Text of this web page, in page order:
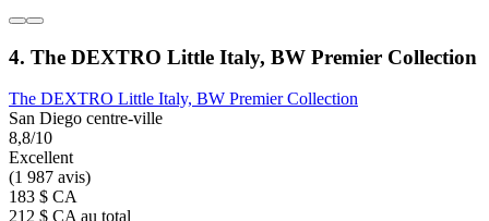
4. The DEXTRO Little Italy, BW Premier Collection
The DEXTRO Little Italy, BW Premier Collection
San Diego centre-ville
8,8/10
Excellent
(1 987 avis)
183 $ CA
212 $ CA au total